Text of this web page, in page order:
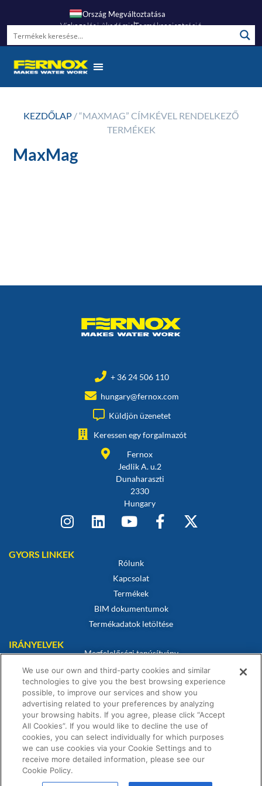
Ország Megváltoztatása
Vízkezelési AkadémiaTermékregisztráció
KEZDŐLAP / “MAXMAG” CÍMKÉVEL RENDELKEZŐ
TERMÉKEK
MaxMag
+ 36 24 506 110
hungary@fernox.com
Küldjön üzenetet
Keressen egy forgalmazót
Fernox
Jedlik A. u.2
Dunaharaszti
2330
Hungary
GYORS LINKEK
Rólunk
Kapcsolat
Termékek
BIM dokumentumok
Termékadatok letöltése
IRÁNYELVEK
Megfelelőségi tanúsítvány
Sütikre vonatkozó szabályzat
Jogi nyilatkozat
Adatvédelmi irányelvek
Értékesítési feltételek
Garanciális nyilatkozat
We use our own and third-party cookies and similar
technologies to give you the best browsing experience
possible, to improve our services and show you
advertising related to your preferences by analyzing
your browsing habits. If you agree, please click “Accept
All Cookies”. If you would like to decline the use of
cookies, you can select individually for which purposes
we can use cookies via your Cookie Settings and to
receive more detailed information, please see our
Cookie Policy.